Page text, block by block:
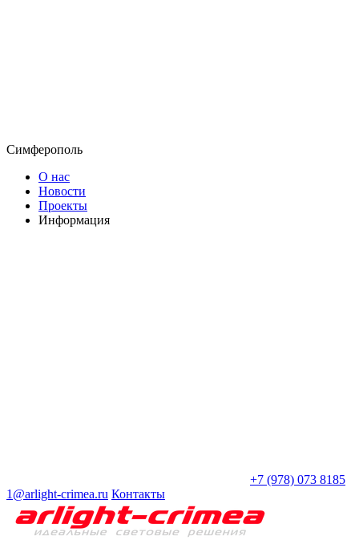
Симферополь
О нас
Новости
Проекты
Информация
+7 (978) 073 8185
1@arlight-crimea.ru Контакты